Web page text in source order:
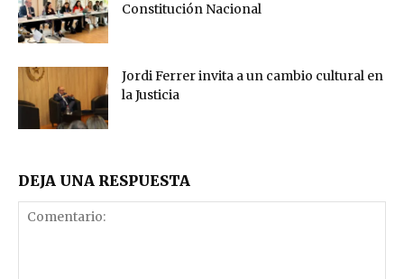
Constitución Nacional
Jordi Ferrer invita a un cambio cultural en
la Justicia
DEJA UNA RESPUESTA